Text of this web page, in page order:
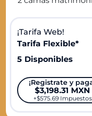
¡Tarifa Web!
Tarifa Flexible*
5 Disponibles
¡Registrate y
$3,198.31 MXN
+$575.69Impuestos